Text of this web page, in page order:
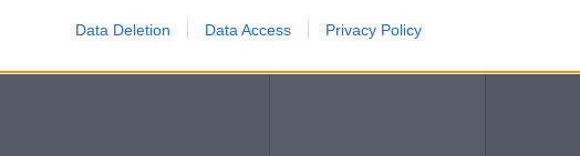
Data Deletion Data Access Privacy Policy